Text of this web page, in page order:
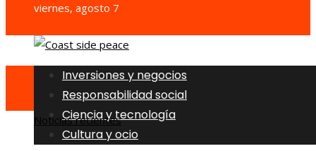
viernes, agosto 7
Inversiones y negocios
Responsabilidad social
Ciencia y tecnología
Cultura y ocio
Noticias recientes